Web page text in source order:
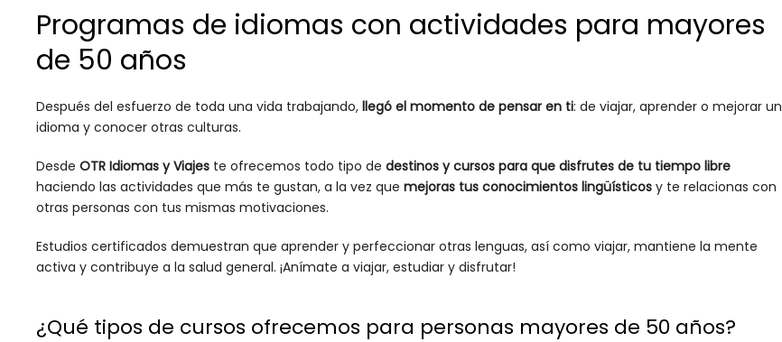
Programas de idiomas con actividades para mayores
de 50 años
Después del esfuerzo de toda una vida trabajando, llegó el momento de pensar en ti: de viajar, aprender o mejorar un
idioma y conocer otras culturas.
Desde OTR Idiomas y Viajes te ofrecemos todo tipo de destinos y cursos para que disfrutes de tu tiempo libre
haciendo las actividades que más te gustan, a la vez que mejoras tus conocimientos lingüísticos y te relacionas con
otras personas con tus mismas motivaciones.
Estudios certificados demuestran que aprender y perfeccionar otras lenguas, así como viajar, mantiene la mente
activa y contribuye a la salud general. ¡Anímate a viajar, estudiar y disfrutar!
¿Qué tipos de cursos ofrecemos para personas mayores de 50 años?